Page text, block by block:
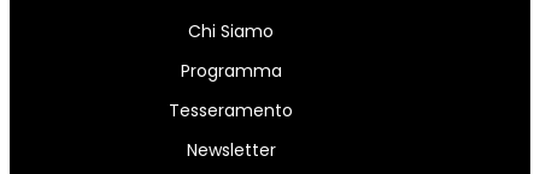
Chi Siamo
Programma
Tesseramento
Newsletter